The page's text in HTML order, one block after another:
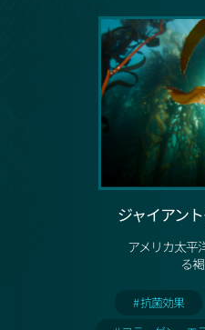
ジャイアン
アメリカ太平
る
# 抗菌効果